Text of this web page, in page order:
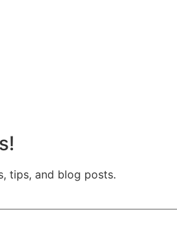
tips, and blog posts.